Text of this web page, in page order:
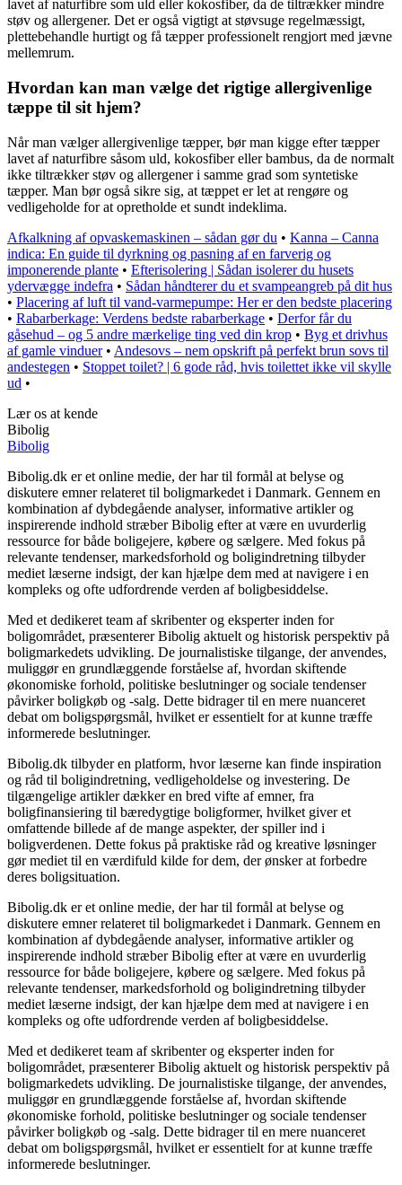
lavet af naturfibre som uld eller kokosfiber, da de tiltrækker mindre
støv og allergener. Det er også vigtigt at støvsuge regelmæssigt,
plettebehandle hurtigt og få tæpper professionelt rengjort med jævne
mellemrum.
Hvordan kan man vælge det rigtige allergivenlige
tæppe til sit hjem?
Når man vælger allergivenlige tæpper, bør man kigge efter tæpper
lavet af naturfibre såsom uld, kokosfiber eller bambus, da de normalt
ikke tiltrækker støv og allergener i samme grad som syntetiske
tæpper. Man bør også sikre sig, at tæppet er let at rengøre og
vedligeholde for at opretholde et sundt indeklima.
Afkalkning af opvaskemaskinen – sådan gør du • Kanna – Canna
indica: En guide til dyrkning og pasning af en farverig og
imponerende plante • Efterisolering | Sådan isolerer du husets
ydervægge indefra • Sådan håndterer du et svampeangreb på dit hus
• Placering af luft til vand-varmepumpe: Her er den bedste placering
• Rabarberkage: Verdens bedste rabarberkage • Derfor får du
gåsehud – og 5 andre mærkelige ting ved din krop • Byg et drivhus
af gamle vinduer• Andesovs – nem opskrift på perfekt brun sovs til
andestegen • Stoppet toilet? | 6 gode råd, hvis toilettet ikke vil skylle
ud •
Lær os at kende
Bibolig
Bibolig
Bibolig.dk er et online medie, der har til formål at belyse og
diskutere emner relateret til boligmarkedet i Danmark. Gennem en
kombination af dybdegående analyser, informative artikler og
inspirerende indhold stræber Bibolig efter at være en uvurderlig
ressource for både boligejere, købere og sælgere. Med fokus på
relevante tendenser, markedsforhold og boligindretning tilbyder
mediet læserne indsigt, der kan hjælpe dem med at navigere i en
kompleks og ofte udfordrende verden af boligbesiddelse.
Med et dedikeret team af skribenter og eksperter inden for
boligområdet, præsenterer Bibolig aktuelt og historisk perspektiv på
boligmarkedets udvikling. De journalistiske tilgange, der anvendes,
muliggør en grundlæggende forståelse af, hvordan skiftende
økonomiske forhold, politiske beslutninger og sociale tendenser
påvirker boligkøb og -salg. Dette bidrager til en mere nuanceret
debat om boligspørgsmål, hvilket er essentielt for at kunne træffe
informerede beslutninger.
Bibolig.dk tilbyder en platform, hvor læserne kan finde inspiration
og råd til boligindretning, vedligeholdelse og investering. De
tilgængelige artikler dækker en bred vifte af emner, fra
boligfinansiering til bæredygtige boligformer, hvilket giver et
omfattende billede af de mange aspekter, der spiller ind i
boligverdenen. Dette fokus på praktiske råd og kreative løsninger
gør mediet til en værdifuld kilde for dem, der ønsker at forbedre
deres boligsituation.
Bibolig.dk er et online medie, der har til formål at belyse og
diskutere emner relateret til boligmarkedet i Danmark. Gennem en
kombination af dybdegående analyser, informative artikler og
inspirerende indhold stræber Bibolig efter at være en uvurderlig
ressource for både boligejere, købere og sælgere. Med fokus på
relevante tendenser, markedsforhold og boligindretning tilbyder
mediet læserne indsigt, der kan hjælpe dem med at navigere i en
kompleks og ofte udfordrende verden af boligbesiddelse.
Med et dedikeret team af skribenter og eksperter inden for
boligområdet, præsenterer Bibolig aktuelt og historisk perspektiv på
boligmarkedets udvikling. De journalistiske tilgange, der anvendes,
muliggør en grundlæggende forståelse af, hvordan skiftende
økonomiske forhold, politiske beslutninger og sociale tendenser
påvirker boligkøb og -salg. Dette bidrager til en mere nuanceret
debat om boligspørgsmål, hvilket er essentielt for at kunne træffe
informerede beslutninger.